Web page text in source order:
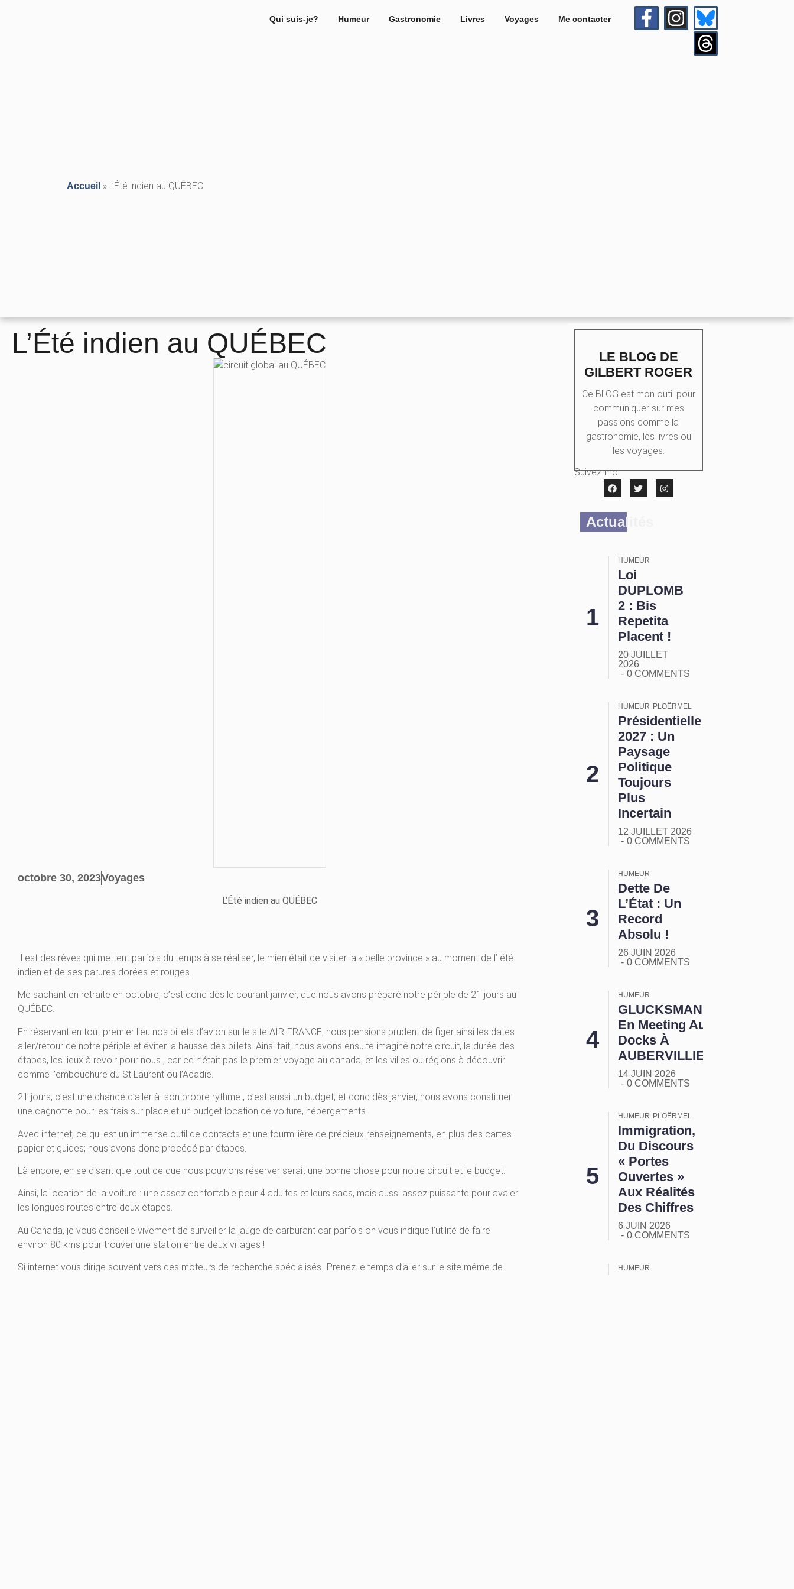
Qui suis-je? Humeur Gastronomie Livres Voyages Me contacter
Accueil » L’Été indien au QUÉBEC
L’Été indien au QUÉBEC
octobre 30, 2023Voyages
L’Été indien au QUÉBEC
Il est des rêves qui mettent parfois du temps à se réaliser, le mien était de visiter la « belle province » au moment de l’ été
indien et de ses parures dorées et rouges.
Me sachant en retraite en octobre, c’est donc dès le courant janvier, que nous avons préparé notre périple de 21 jours au
QUÉBEC.
En réservant en tout premier lieu nos billets d’avion sur le site AIR-FRANCE, nous pensions prudent de figer ainsi les dates
aller/retour de notre périple et éviter la hausse des billets. Ainsi fait, nous avons ensuite imaginé notre circuit, la durée des
étapes, les lieux à revoir pour nous , car ce n’était pas le premier voyage au canada; et les villes ou régions à découvrir
comme l’embouchure du St Laurent ou l’Acadie.
21 jours, c’est une chance d’aller à son propre rythme , c’est aussi un budget, et donc dès janvier, nous avons constituer
une cagnotte pour les frais sur place et un budget location de voiture, hébergements.
Avec internet, ce qui est un immense outil de contacts et une fourmilière de précieux renseignements, en plus des cartes
papier et guides; nous avons donc procédé par étapes.
Là encore, en se disant que tout ce que nous pouvions réserver serait une bonne chose pour notre circuit et le budget.
Ainsi, la location de la voiture : une assez confortable pour 4 adultes et leurs sacs, mais aussi assez puissante pour avaler
les longues routes entre deux étapes.
Au Canada, je vous conseille vivement de surveiller la jauge de carburant car parfois on vous indique l’utilité de faire
environ 80 kms pour trouver une station entre deux villages !
Si internet vous dirige souvent vers des moteurs de recherche spécialisés…Prenez le temps d’aller sur le site même de
LE BLOG DE
GILBERT ROGER
Ce BLOG est mon outil pour
communiquer sur mes
passions comme la
gastronomie, les livres ou
les voyages.
Suivez-moi
Actualités
HUMEUR
Loi
DUPLOMB
2 : Bis
Repetita
Placent !
20 JUILLET
2026
0 COMMENTS
HUMEUR PLOËRMEL
Présidentielle
2027 : Un
Paysage
Politique
Toujours
Plus
Incertain
12 JUILLET 2026
0 COMMENTS
HUMEUR
Dette De
L’État : Un
Record
Absolu !
26 JUIN 2026
0 COMMENTS
HUMEUR
GLUCKSMANN
En Meeting Aux
Docks À
AUBERVILLIERS
14 JUIN 2026
0 COMMENTS
HUMEUR PLOËRMEL
Immigration,
Du Discours
« Portes
Ouvertes »
Aux Réalités
Des Chiffres
6 JUIN 2026
0 COMMENTS
HUMEUR